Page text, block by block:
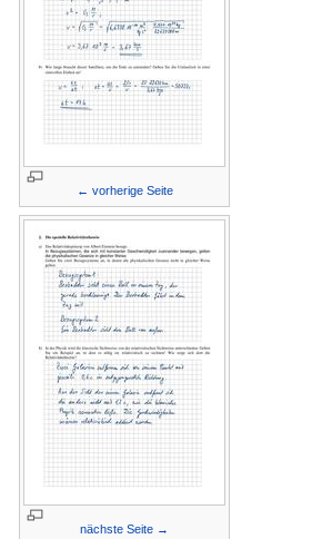
← vorherige Seite
nächste Seite →